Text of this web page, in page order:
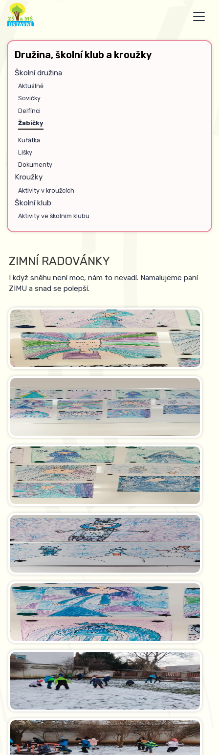
Družina, školní klub a kroužky
Školní družina
Aktuálně
Sovičky
Delfínci
Žabičky
Kuřátka
Lišky
Dokumenty
Kroužky
Aktivity v kroužcích
Školní klub
Aktivity ve školním klubu
ZIMNÍ RADOVÁNKY
I když sněhu není moc, nám to nevadí. Namalujeme paní
ZIMU a snad se polepší.